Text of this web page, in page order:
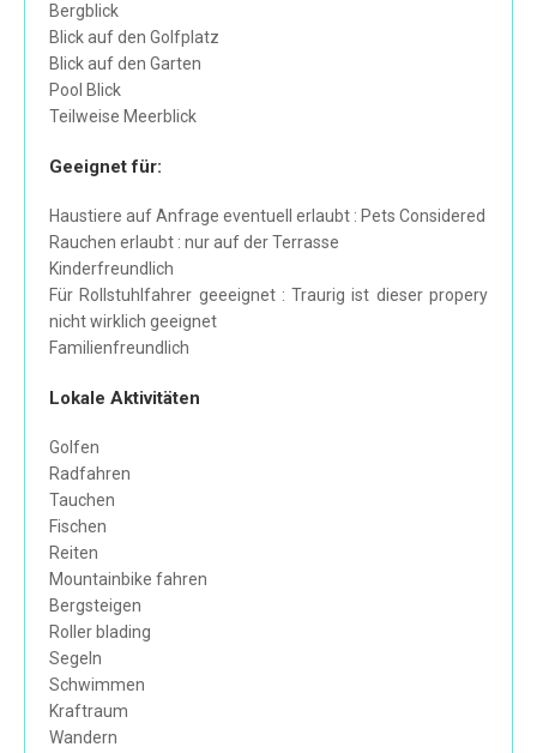
Bergblick
Blick auf den Golfplatz
Blick auf den Garten
Pool Blick
Teilweise Meerblick
Geeignet für:
Haustiere auf Anfrage eventuell erlaubt : Pets Considered
Rauchen erlaubt : nur auf der Terrasse
Kinderfreundlich
Für Rollstuhlfahrer geeeignet : Traurig ist dieser propery
nicht wirklich geeignet
Familienfreundlich
Lokale Aktivitäten
Golfen
Radfahren
Tauchen
Fischen
Reiten
Mountainbike fahren
Bergsteigen
Roller blading
Segeln
Schwimmen
Kraftraum
Wandern